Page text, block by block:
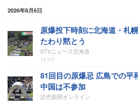
2026年8月6日
原爆投下時刻に北海道・札
たわり黙とう
STVニュース北海道
11:17
81回目の原爆忌 広島での平
中国は不参加
読売新聞オンライン